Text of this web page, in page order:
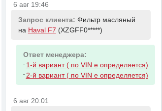
6 авг 19:46
Запрос клиента: Фильтр масляный
на Haval F7 (XZGFF0*****)
Ответ менеджера:
- 1-й вариант ( по VIN е определяется)
- 2-й вариант ( по VIN е определяется)
6 авг 20:01